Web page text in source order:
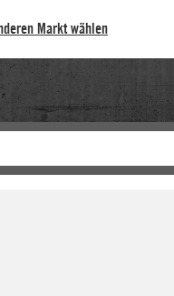
Markt wählen